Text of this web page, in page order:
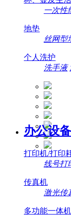
一次性
地垫
丝网型
个人洗护
洗手液
办公设备
打印机/打印
线号打
传真机
激光传
多功能一体机